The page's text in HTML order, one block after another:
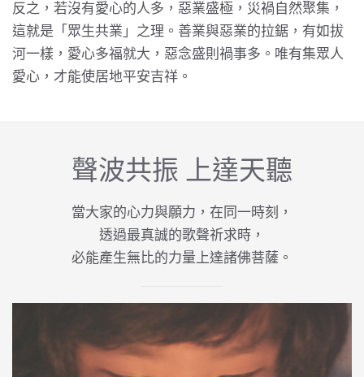
反之，若沒有愛心的人多，惡業盛極，災禍自然聚集，
這就是「眾生共業」之理。善業與惡業的拉鋸，有如拔
河一樣，愛心多福就大，惡念盛則禍事多。唯有集眾人
愛心，才能使居地平安吉祥。
聲波共振 上達天聽
當大家的心力與願力，在同一時刻，
透過最真誠的歌聲祈求時，
必能產生無比的力量上達諸佛菩薩。